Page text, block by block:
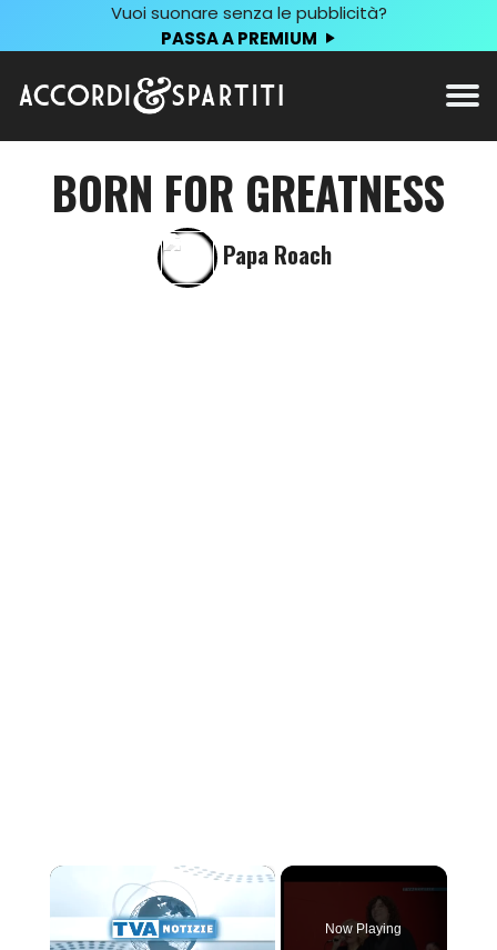
Vuoi suonare senza le pubblicità?
PASSA A PREMIUM
BORN FOR GREATNESS
Papa Roach
×
Now Playing